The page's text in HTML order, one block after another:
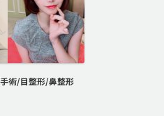
術/目整形/鼻整形